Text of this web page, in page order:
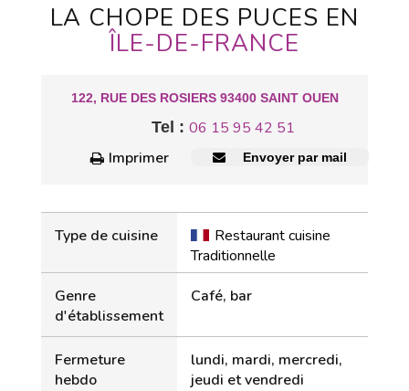
LA CHOPE DES PUCES EN
ÎLE-DE-FRANCE
122, RUE DES ROSIERS 93400 SAINT OUEN
Tel : 06 15 95 42 51
Imprimer
Envoyer par mail
Type de cuisine
Restaurant cuisine
Traditionnelle
Genre
d'établissement
Café, bar
Fermeture
hebdo
lundi, mardi, mercredi,
jeudi et vendredi